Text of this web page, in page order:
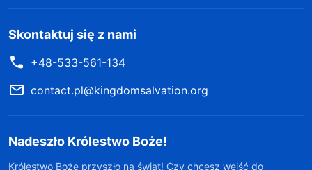
Skontaktuj się z nami
+48-533-561-134
contact.pl@kingdomsalvation.org
Nadeszło Królestwo Boże!
Królestwo Boże przyszło na świat! Czy chcesz wejść do